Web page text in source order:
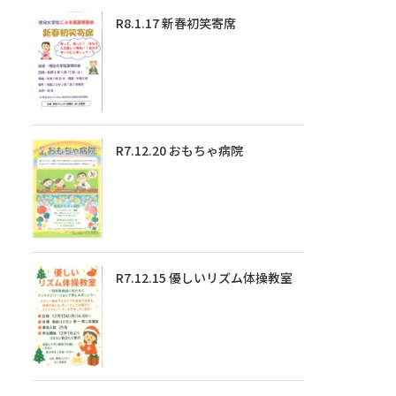
R8.1.17 新春初笑寄席
R7.12.20 おもちゃ病院
R7.12.15 優しいリズム体操教室